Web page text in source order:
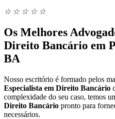
☆ ☆ ☆ ☆ ☆
Os Melhores
Direito Bancário em
BA
Nosso escritório é formado pelos
Especialista em Direito Bancário
complexidade do seu caso, temos
Direito Bancário pronto para
necessários.